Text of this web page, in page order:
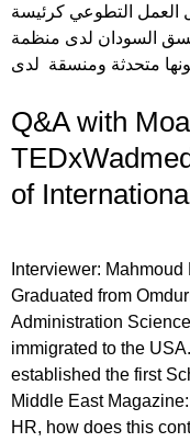
العمل التطوعي كرئيسة
السودان لدى منظمة
Q&A with
of
Interviewer:
Graduated from
Administration
immigrated to the
established the first
Middle East
HR, how does this